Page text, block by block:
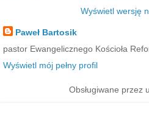
Wyświetl wersję
Paweł Bartosik
pastor Ewangelicznego Kościoła
Wyświetl mój pełny profil
Obsługiwane przez